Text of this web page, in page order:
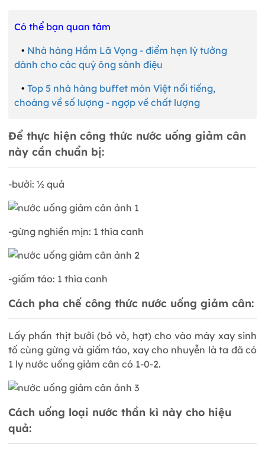
Có thể bạn quan tâm
• Nhà hàng Hầm Lã Vọng - điểm hẹn lý tưởng
dành cho các quý ông sành điệu
• Top 5 nhà hàng buffet món Việt nổi tiếng,
choáng về số lượng - ngợp về chất lượng
Để thực hiện công thức nước uống giảm cân
này cần chuẩn bị:
-bưởi: ½ quả
-gừng nghiền mịn: 1 thìa canh
-giấm táo: 1 thìa canh
Cách pha chế công thức nước uống giảm cân:
Lấy phần thịt bưởi (bỏ vỏ, hạt) cho vào máy xay sinh
tố cùng gừng và giấm táo, xay cho nhuyễn là ta đã có
1 ly nước uống giảm cân có 1-0-2.
Cách uống loại nước thần kì này cho hiệu
quả: